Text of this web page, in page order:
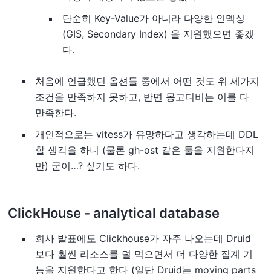
단순히 Key-Value가 아니라 다양한 인덱싱
(GIS, Secondary Index) 을 지원했으면 좋겠
다.
처음에 언급했던 옵션들 중에서 어떤 것도 위 세가지
조건을 만족하지 못하고, 반면 몽고디비는 이를 다
만족한다.
개인적으로는 vitess가 유망하다고 생각하는데 DDL
할 생각을 하니 (물론 gh-ost 같은 툴을 지원한다지
만) 굳이…? 싶기도 하다.
ClickHouse - analytical database
회사 발표에도 Clickhouse가 자주 나오는데 Druid
보다 훨씬 리소스를 덜 먹으면서 더 다양한 집계 기
능을 지원한다고 한다 (일단 Druid는 moving parts